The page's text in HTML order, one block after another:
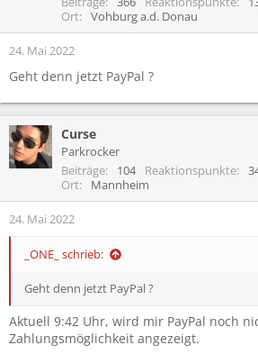
Ort
Vohburg a.d. Donau
24. Mai 2022
Geht denn jetzt PayPal ?
Curse
Parkrocker
Beiträge
104 Reaktionspunkte
Ort
Mannheim
24. Mai 2022
_ONE_ schrieb:
Geht denn jetzt PayPal ?
Aktuell 9:42 Uhr, wird mir PayPal noch
Zahlungsmöglichkeit angezeigt.